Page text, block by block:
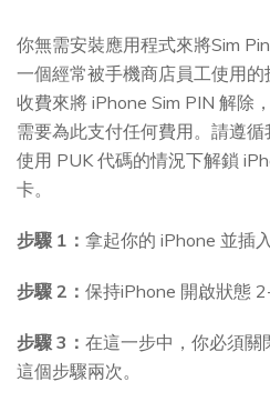
你無需安裝應用程式來將Sim
一個經常被手機商店員工使用
收費來將 iPhone Sim PIN 解除
需要為此支付任何費用。請遵
使用 PUK 代碼的情況下解鎖
卡。
步驟 1： 拿起你的 iPhone 並插入
步驟 2： 保持iPhone 開啟狀態
步驟 3： 在這一步中，你必須關
這個步驟兩次。